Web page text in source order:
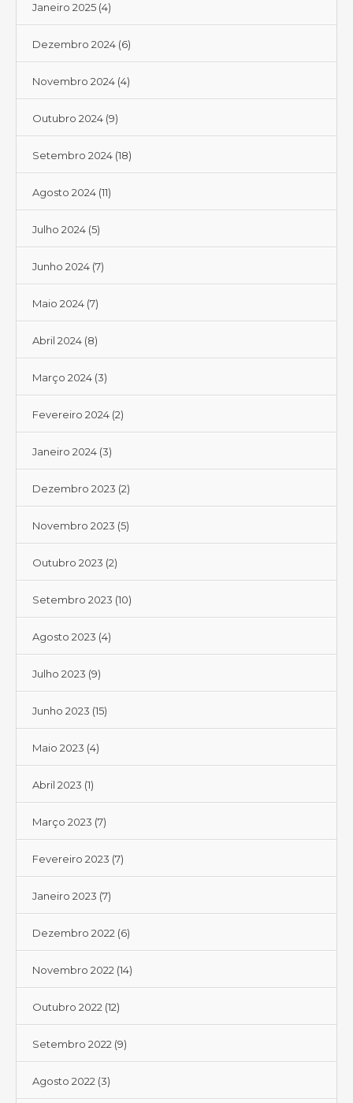
Janeiro 2025 (4)
Dezembro 2024 (6)
Novembro 2024 (4)
Outubro 2024 (9)
Setembro 2024 (18)
Agosto 2024 (11)
Julho 2024 (5)
Junho 2024 (7)
Maio 2024 (7)
Abril 2024 (8)
Março 2024 (3)
Fevereiro 2024 (2)
Janeiro 2024 (3)
Dezembro 2023 (2)
Novembro 2023 (5)
Outubro 2023 (2)
Setembro 2023 (10)
Agosto 2023 (4)
Julho 2023 (9)
Junho 2023 (15)
Maio 2023 (4)
Abril 2023 (1)
Março 2023 (7)
Fevereiro 2023 (7)
Janeiro 2023 (7)
Dezembro 2022 (6)
Novembro 2022 (14)
Outubro 2022 (12)
Setembro 2022 (9)
Agosto 2022 (3)